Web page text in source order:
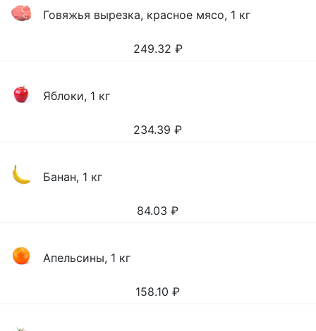
Говяжья вырезка, красное мясо, 1 кг
249.32 ₽
Яблоки, 1 кг
234.39 ₽
Банан, 1 кг
84.03 ₽
Апельсины, 1 кг
158.10 ₽